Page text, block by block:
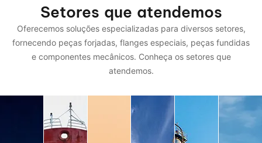
Setores que atendemos
Oferecemos soluções especializadas para diversos setores,
fornecendo peças forjadas, flanges especiais, peças fundidas
e componentes mecânicos. Conheça os setores que
atendemos.